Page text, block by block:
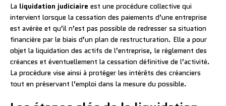
La liquidation judiciaire est une procédure collective qui
intervient lorsque la cessation des paiements d’une entreprise
est avérée et qu’il n’est pas possible de redresser sa situation
financière par le biais d’un plan de restructuration. Elle a pour
objet la liquidation des actifs de l’entreprise, le règlement des
créances et éventuellement la cessation définitive de l’activité.
La procédure vise ainsi à protéger les intérêts des créanciers
tout en préservant l’emploi dans la mesure du possible.